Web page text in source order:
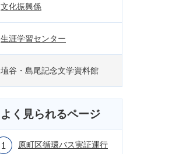
文化振興係
生涯学習センター
埴谷・島尾記念文学資料館
よく見られるページ
原町区循環バス実証運行